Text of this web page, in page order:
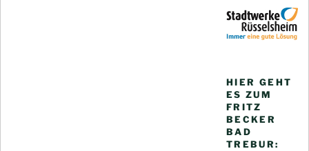
HIER GEHT
ES ZUM
FRITZ
BECKER
BAD
TREBUR: